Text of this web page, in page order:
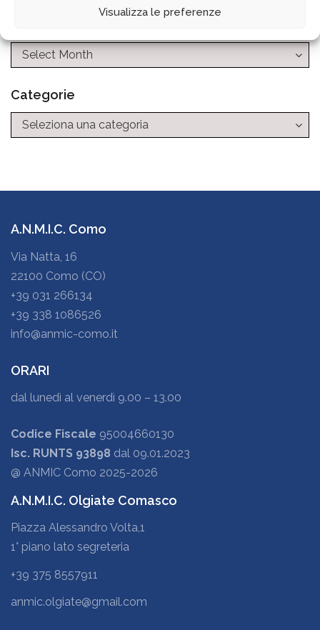
Visualizza le preferenze
Categorie
Categorie
A.N.M.I.C. Como
Via Natta, 16
22100 Como (CO)
+39 031 266134
+39 338 1086526
info@anmic-como.it
ORARI
dal lunedì al venerdì 9.00 – 13.00
Codice Fiscale 95004660130
Isc. RUNTS 93898 dal 09.01.2023
@ ANMIC Como 2025-2026
A.N.M.I.C. Olgiate Comasco
Piazza Alessandro Volta,1
1° piano lato segreteria
+39 375 8557911
anmic.olgiate@gmail.com